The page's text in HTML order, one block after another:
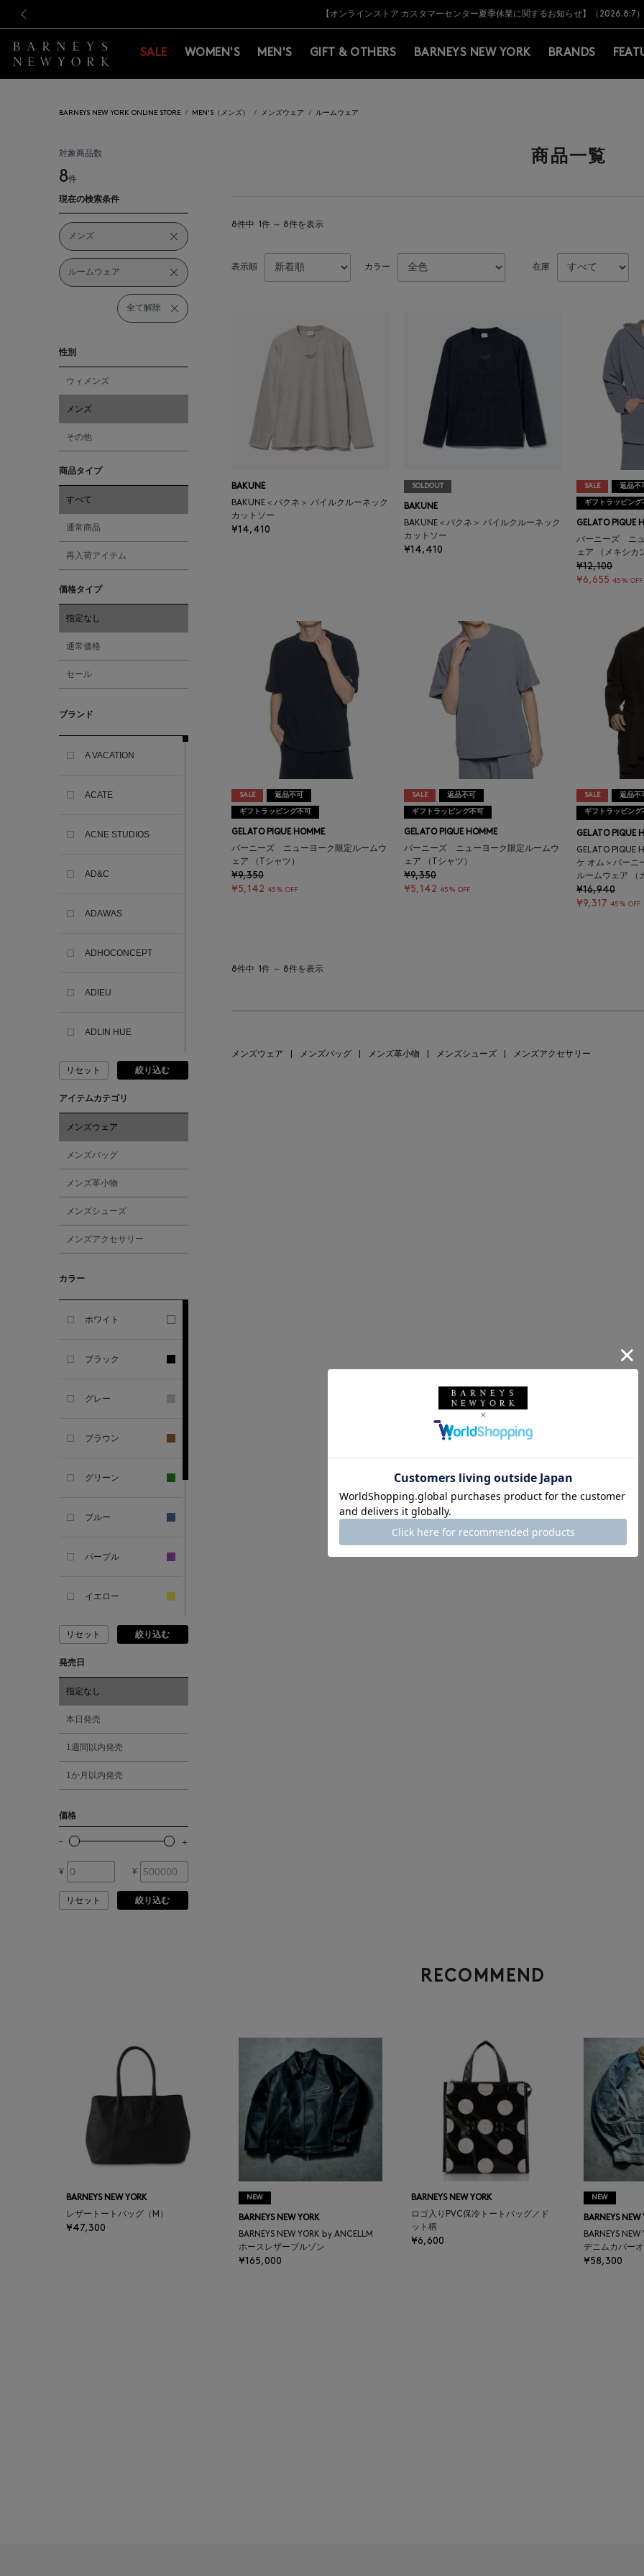
新規登録のお客様も対象！＜MY BARNEYS＞会員のお客様は11,000円（税込）以上のお買上げで常時送料無料
【夏季休業に伴う出荷一時停止のお知らせ】(2026.8.7)
【オンラインストア カスタマーセンター夏季休業に関するお知らせ】（2026.8.7）
【夏季休業に伴う返品・交換承り一時停止のお知らせ】（2026.8.5）
熊本県を中心とした地震の影響によるお荷物のお届けについて
【開催中】SUMMER SALEのご案内・ご注意事項
新規登録のお客様も対象！＜MY BARNEYS＞会員のお客様は11,000円（税込）以上のお買上げで常時送料無料
【夏季休業に伴う出荷一時停止のお知らせ】(2026.8.7)
SALE WOMEN'S MEN'S GIFT & OTHERS BARNEYS NEW YORK BRANDS
BARNEYS NEW YORK ONLINE STORE MEN'S（メンズ） メンズウェア ルームウェア
対象商品数
8件
現在の検索条件
メンズ
ルームウェア
全て解除
性別
ウィメンズ
メンズ
その他
商品タイプ
すべて
通常商品
再入荷アイテム
価格タイプ
指定なし
通常価格
セール
ブランド
A VACATION
ACATE
ACNE STUDIOS
AD&C
ADAWAS
ADHOCONCEPT
ADIEU
ADLIN HUE
ADVISORY BOARD
AESOP
ALBERT THURSTON
ANDERSONS
ANYA HINDMARCH
ARCS LONDON
ARIANNA
ARMA
ASAUCE MELER
ATHLETICS FTWR
ATTO VANNUCCI
FIRENZE
AURALEE
AUTRY
BAGUTTA
リセット 絞り込む
アイテムカテゴリ
メンズウェア
メンズバッグ
メンズ革小物
メンズシューズ
メンズアクセサリー
カラー
ホワイト
ブラック
グレー
ブラウン
グリーン
ブルー
パープル
イエロー
ピンク
レッド
オレンジ
シルバー
リセット 絞り込む
発売日
指定なし
本日発売
1週間以内発売
1か月以内発売
価格
¥ ¥
リセット 絞り込む
商品一覧
8件中 1件 ～ 8件を表示
表示順 カラー 在庫
BAKUNE
BAKUNE＜バクネ＞ パイルクルーネック
カットソー
¥14,410
SOLDOUT
BAKUNE
BAKUNE＜バクネ＞ パイルクルーネック
カットソー
¥14,410
SALE 返品不
ギフトラッピング
GELATO PIQUE
バーニーズ ニ
ェア （メキシカ
¥12,100
¥6,655 45% OFF
SALE 返品不可
ギフトラッピング不可
GELATO PIQUE HOMME
バーニーズ ニューヨーク限定ルームウ
ェア （Tシャツ）
¥9,350
¥5,142 45% OFF
SALE 返品不可
ギフトラッピング不可
GELATO PIQUE HOMME
バーニーズ ニューヨーク限定ルームウ
ェア （Tシャツ）
¥9,350
¥5,142 45% OFF
SALE 返品不
ギフトラッピング
GELATO PIQUE
GELATO PIQUE
ケ オム＞バー
ルームウェア （
¥16,940
¥9,317 45% OFF
8件中 1件 ～ 8件を表示
メンズウェア メンズバッグ メンズ革小物 メンズシューズ メンズアクセサリー
RECOMMEND
BARNEYS NEW YORK
レザートートバッグ（M）
¥47,300
NEW
BARNEYS NEW YORK
BARNEYS NEW YORK by ANCELLM
ホースレザーブルゾン
¥165,000
BARNEYS NEW YORK
ロゴ入りPVC保冷トートバッグ／ド
ット柄
¥6,600
NEW
BARNEYS NEW
BARNEYS
デニムカバー
¥58,300